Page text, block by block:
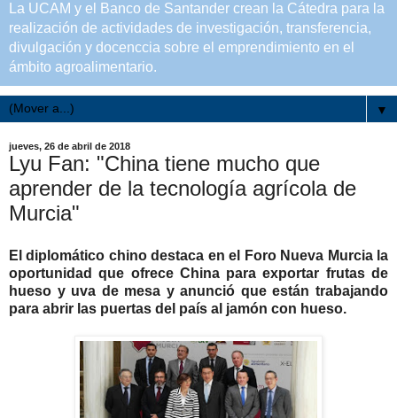
La UCAM y el Banco de Santander crean la Cátedra para la
realización de actividades de investigación, transferencia,
divulgación y docenccia sobre el emprendimiento en el
ámbito agroalimentario.
▼
jueves, 26 de abril de 2018
Lyu Fan: "China tiene mucho que
aprender de la tecnología agrícola de
Murcia"
El diplomático chino destaca en el Foro Nueva Murcia la
oportunidad que ofrece China para exportar frutas de
hueso y uva de mesa y anunció que están trabajando
para abrir las puertas del país al jamón con hueso.